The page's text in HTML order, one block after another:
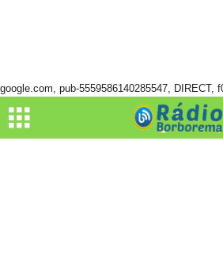
google.com, pub-5559586140285547, DIRECT,